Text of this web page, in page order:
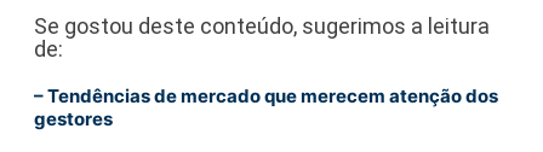
Se gostou deste conteúdo, sugerimos a leitura
de:
–Tendências de mercado que merecem atenção dos
gestores